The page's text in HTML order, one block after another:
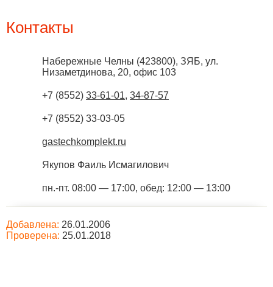
Контакты
Набережные Челны (423800), ЗЯБ, ул.
Низаметдинова, 20, офис 103
+7 (8552) 33-61-01, 34-87-57
+7 (8552) 33-03-05
gastechkomplekt.ru
Якупов Фаиль Исмагилович
пн.-пт. 08:00 — 17:00, обед: 12:00 — 13:00
Добавлена: 26.01.2006
Проверена: 25.01.2018